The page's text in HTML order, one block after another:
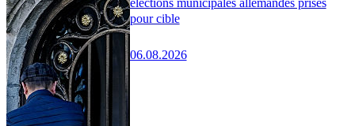
élections municipales allemandes prises
pour cible
06.08.2026